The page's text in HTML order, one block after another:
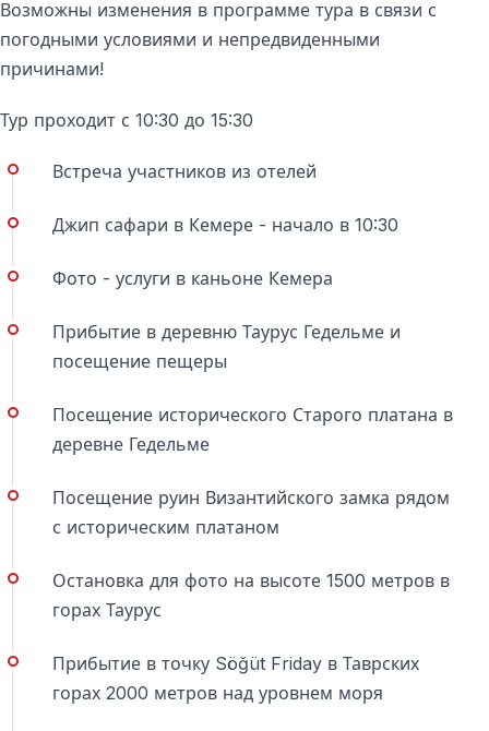
приключение, которое стоит попробовать
Сафари-тур в Кемере, Анталья
почувствовать дух приключений и создать яркие
хочет разнообразить пляжный отдых активными
эмоциями и природной красотой.
Забронируйте джип-сафари в Кемере уже сегодня и
откройте для себя Анталью с новой стороны.
Часто задаваемые вопросы
Безопасно ли джип-сафари в Кемере?
технически исправных автомобилях с соблюдением
всех мер безопасности.
Можно ли участвовать в туре с детьми?
Да, джип-сафари подходит для семей с детьми.
Рекомендуется присмотр взрослых за маленькими
детьми.
Возможны изменения в программе тура в связи с
погодными условиями и непредвиденными
причинами!
Тур проходит с 10:30 до 15:30
Встреча участников из отелей
Джип сафари в Кемере - начало в 10:30
Фото - услуги в каньоне Кемера
Прибытие в деревню Таурус Гедельме и
посещение пещеры
Посещение исторического Старого платана в
деревне Гедельме
Посещение руин Византийского замка рядом
с историческим платаном
Остановка для фото на высоте 1500 метров в
горах Таурус
Прибытие в точку Söğüt Friday в Таврских
горах 2000 метров над уровнем моря